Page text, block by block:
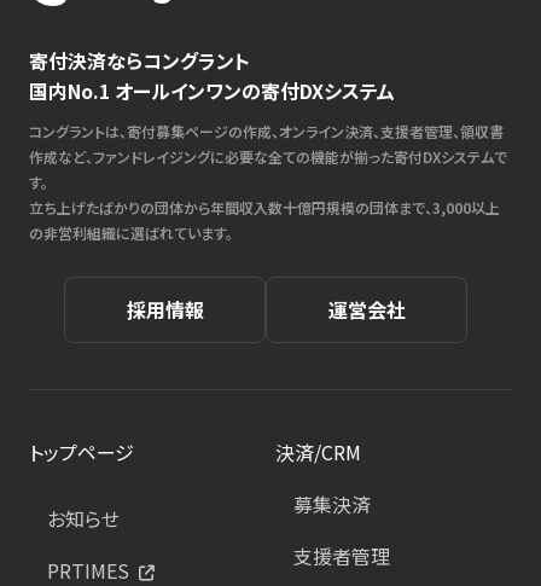
寄付決済ならコングラント
国内No.1 オールインワンの寄付DXシステム
コングラントは、寄付募集ページの作成、オンライン決済、支援者管理、領収書
作成など、ファンドレイジングに必要な全ての機能が揃った寄付DXシステムで
す。
立ち上げたばかりの団体から年間収入数十億円規模の団体まで、3,000以上
の非営利組織に選ばれています。
採用情報 運営会社
トップページ
お知らせ
PRTIMES
決済/CRM
募集決済
支援者管理